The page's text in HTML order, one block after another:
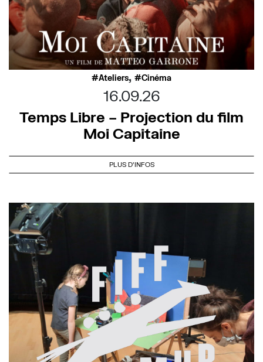
Ateliers, Cinéma
16.09.26
Temps Libre – Projection du film
Moi Capitaine
PLUS D'INFOS